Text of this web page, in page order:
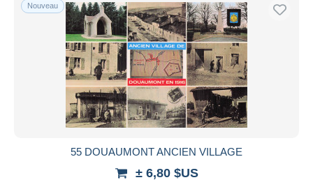
Nouveau
55 DOUAUMONT ANCIEN VILLAGE
± 6,80 $US